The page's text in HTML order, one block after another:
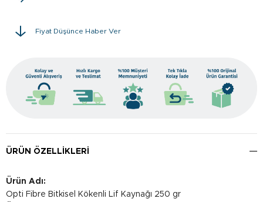
Fiyat Düşünce Haber Ver
ÜRÜN ÖZELLIKLERI
Ürün Adı:
Opti Fibre Bitkisel Kökenli Lif Kaynağı 250 gr